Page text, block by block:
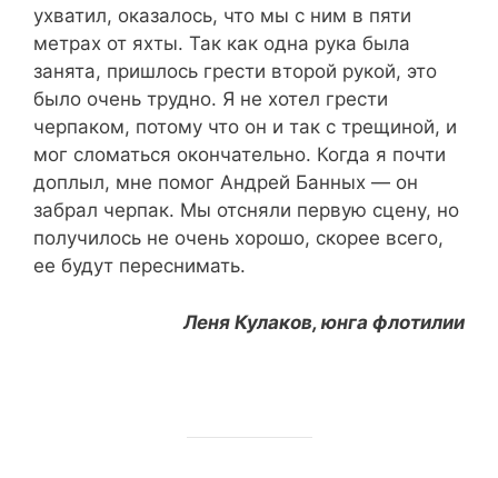
ухватил, оказалось, что мы с ним в пяти
метрах от яхты. Так как одна рука была
занята, пришлось грести второй рукой, это
было очень трудно. Я не хотел грести
черпаком, потому что он и так с трещиной, и
мог сломаться окончательно. Когда я почти
доплыл, мне помог Андрей Банных — он
забрал черпак. Мы отсняли первую сцену, но
получилось не очень хорошо, скорее всего,
ее будут переснимать.
Леня Кулаков, юнга флотилии